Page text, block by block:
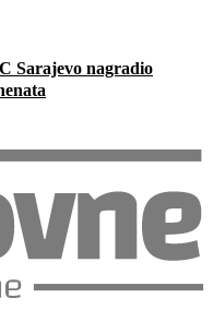
Sarajevo nagradio